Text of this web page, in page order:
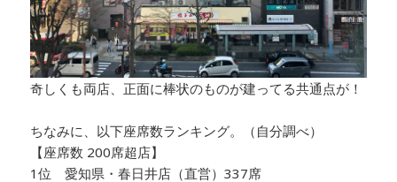
奇しくも両店、正面に棒状のものが建ってる共通点が！
ちなみに、以下座席数ランキング。（自分調べ）
【座席数 200席超店】
1位 愛知県・春日井店（直営）337席